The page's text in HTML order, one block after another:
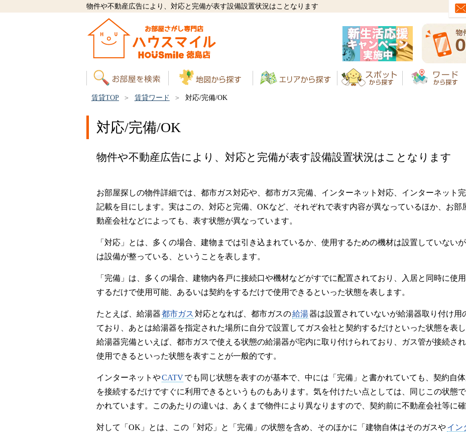
物件や不動産広告により、対応と完備が表す設備設置状況はことなります
賃貸TOP 賃貸ワード 対応/完備/OK
対応/完備/OK
物件や不動産広告により、対応と完備が表す設備設置状況はことなります
お部屋探しの物件詳細では、都市ガス対応や、都市ガス完備、インターネット対応、インターネット完
記載を目にします。実はこの、対応と完備、OKなど、それぞれで表す内容が異なっているほか、お部
動産会社などによっても、表す状態が異なっています。
「対応」とは、多くの場合、建物までは引き込まれているか、使用するための機材は設置していない
は設備が整っている、ということを表します。
「完備」は、多くの場合、建物内各戸に接続口や機材などがすでに配置されており、入居と同時に使
するだけで使用可能、あるいは契約をするだけで使用できるといった状態を表します。
たとえば、給湯器都市ガス 対応となれば、都市ガスの給湯器は設置されていないが給湯器取り付け用
ており、あとは給湯器を指定された場所に自分で設置してガス会社と契約するだけといった状態を表
給湯器完備といえば、都市ガスで使える状態の給湯器が宅内に取り付けられており、ガス管が接続さ
使用できるといった状態を表すことが一般的です。
インターネットやCATVでも同じ状態を表すのが基本で、中には「完備」と書かれていても、契約自
を接続するだけですぐに利用できるというものもあります。気を付けたい点としては、同じこの状態
かれています。このあたりの違いは、あくまで物件により異なりますので、契約前に不動産会社等に
対して「OK」とは、この「対応」と「完備」の状態を含め、そのほかに「建物自体はそのガスやイン